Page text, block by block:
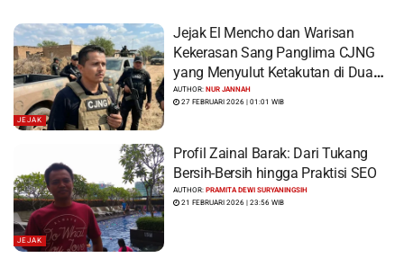
JEJAK
Jejak El Mencho dan Warisan
Kekerasan Sang Panglima CJNG
yang Menyulut Ketakutan di Dua
Benua
AUTHOR:NUR JANNAH
27 FEBRUARI 2026 | 01:01 WIB
JEJAK
Profil Zainal Barak: Dari Tukang
Bersih-Bersih hingga Praktisi SEO
AUTHOR:PRAMITA DEWI SURYANINGSIH
21 FEBRUARI 2026 | 23:56 WIB